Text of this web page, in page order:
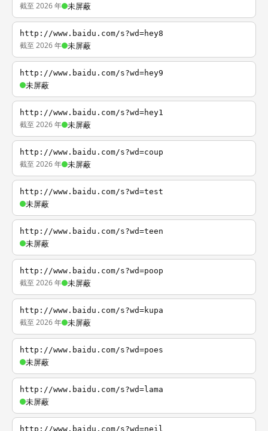
截至 2026 年 未屏蔽
http://www.baidu.com/s?wd=hey8
截至 2026 年 未屏蔽
http://www.baidu.com/s?wd=hey9
未屏蔽
http://www.baidu.com/s?wd=hey1
截至 2026 年 未屏蔽
http://www.baidu.com/s?wd=coup
截至 2026 年 未屏蔽
http://www.baidu.com/s?wd=test
未屏蔽
http://www.baidu.com/s?wd=teen
未屏蔽
http://www.baidu.com/s?wd=poop
截至 2026 年 未屏蔽
http://www.baidu.com/s?wd=kupa
截至 2026 年 未屏蔽
http://www.baidu.com/s?wd=poes
未屏蔽
http://www.baidu.com/s?wd=lama
未屏蔽
http://www.baidu.com/s?wd=neil